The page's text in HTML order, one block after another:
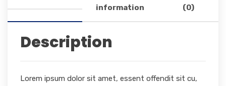
information
(0)
Description
Lorem ipsum dolor sit amet, essent offendit sit cu,